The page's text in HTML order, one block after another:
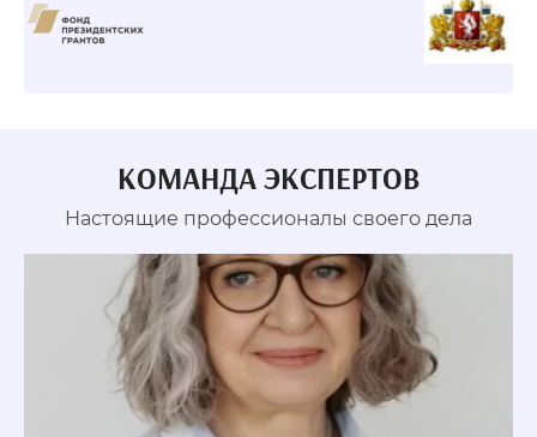
Настоящие профессионалы своего дела
КОМАНДА ЭКСПЕРТОВ